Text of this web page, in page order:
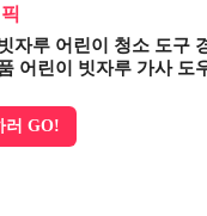
자루 어린이 청소 도구
어린이 빗자루 가사 도
러 GO!